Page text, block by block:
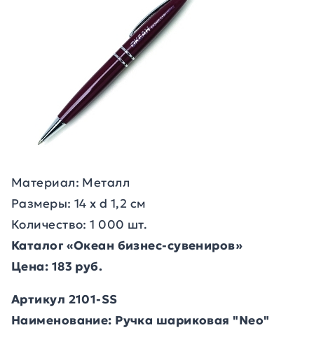
Материал: Металл
Размеры: 14 х d 1,2 см
Количество: 1 000 шт.
Каталог «Океан бизнес-сувениров»
Цена: 183 руб.
Артикул 2101-SS
Наименование: Ручка шариковая "Neo"